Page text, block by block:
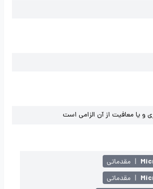
و یا معافیت از آن الزامی است
| مقدماتی
| مقدماتی